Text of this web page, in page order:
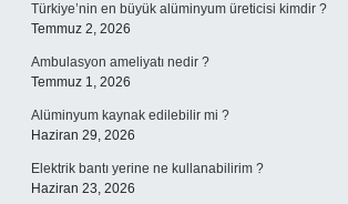
Türkiye’nin en büyük alüminyum üreticisi kimdir ?
Temmuz 2, 2026
Ambulasyon ameliyatı nedir ?
Temmuz 1, 2026
Alüminyum kaynak edilebilir mi ?
Haziran 29, 2026
Elektrik bantı yerine ne kullanabilirim ?
Haziran 23, 2026